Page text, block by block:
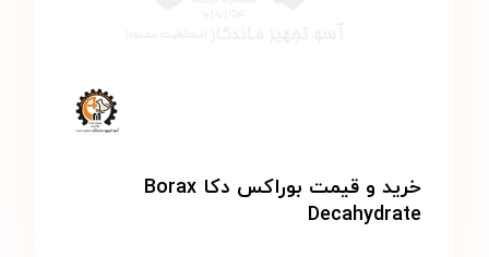
خرید و قیمت بوراکس دکا Borax
Decahydrate